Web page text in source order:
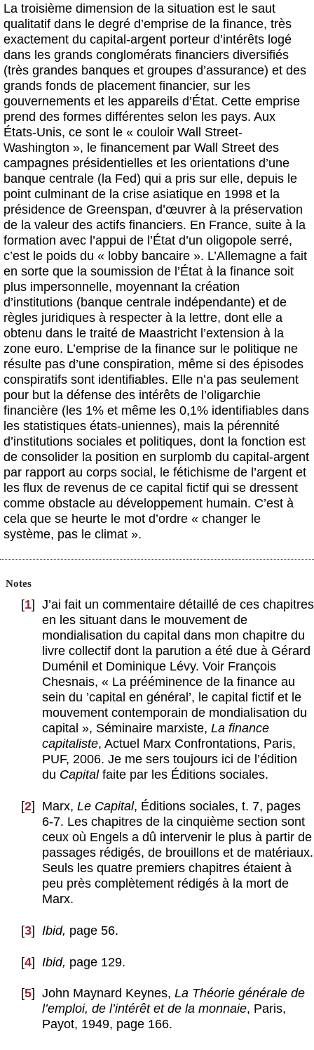
La troisième dimension de la situation est le saut
qualitatif dans le degré d’emprise de la finance, très
exactement du capital-argent porteur d’intérêts logé
dans les grands conglomérats financiers diversifiés
(très grandes banques et groupes d’assurance) et des
grands fonds de placement financier, sur les
gouvernements et les appareils d’État. Cette emprise
prend des formes différentes selon les pays. Aux
États-Unis, ce sont le « couloir Wall Street-
Washington », le financement par Wall Street des
campagnes présidentielles et les orientations d’une
banque centrale (la Fed) qui a pris sur elle, depuis le
point culminant de la crise asiatique en 1998 et la
présidence de Greenspan, d’œuvrer à la préservation
de la valeur des actifs financiers. En France, suite à la
formation avec l’appui de l’État d’un oligopole serré,
c’est le poids du « lobby bancaire ». L’Allemagne a fait
en sorte que la soumission de l’État à la finance soit
plus impersonnelle, moyennant la création
d’institutions (banque centrale indépendante) et de
règles juridiques à respecter à la lettre, dont elle a
obtenu dans le traité de Maastricht l’extension à la
zone euro. L’emprise de la finance sur le politique ne
résulte pas d’une conspiration, même si des épisodes
conspiratifs sont identifiables. Elle n’a pas seulement
pour but la défense des intérêts de l’oligarchie
financière (les 1% et même les 0,1% identifiables dans
les statistiques états-uniennes), mais la pérennité
d’institutions sociales et politiques, dont la fonction est
de consolider la position en surplomb du capital-argent
par rapport au corps social, le fétichisme de l’argent et
les flux de revenus de ce capital fictif qui se dressent
comme obstacle au développement humain. C’est à
cela que se heurte le mot d’ordre « changer le
système, pas le climat ».
Notes
[1] J’ai fait un commentaire détaillé de ces chapitres
en les situant dans le mouvement de
mondialisation du capital dans mon chapitre du
livre collectif dont la parution a été due à Gérard
Duménil et Dominique Lévy. Voir François
Chesnais, « La prééminence de la finance au
sein du ’capital en général’, le capital fictif et le
mouvement contemporain de mondialisation du
capital », Séminaire marxiste, La finance
capitaliste, Actuel Marx Confrontations, Paris,
PUF, 2006. Je me sers toujours ici de l’édition
du Capitalfaite par les Éditions sociales.
[2] Marx, Le Capital, Éditions sociales, t. 7, pages
6-7. Les chapitres de la cinquième section sont
ceux où Engels a dû intervenir le plus à partir de
passages rédigés, de brouillons et de matériaux.
Seuls les quatre premiers chapitres étaient à
peu près complètement rédigés à la mort de
Marx.
[3] Ibid, page 56.
[4] Ibid, page 129.
[5] John Maynard Keynes, La Théorie générale de
l’emploi, de l’intérêt et de la monnaie, Paris,
Payot, 1949, page 166.